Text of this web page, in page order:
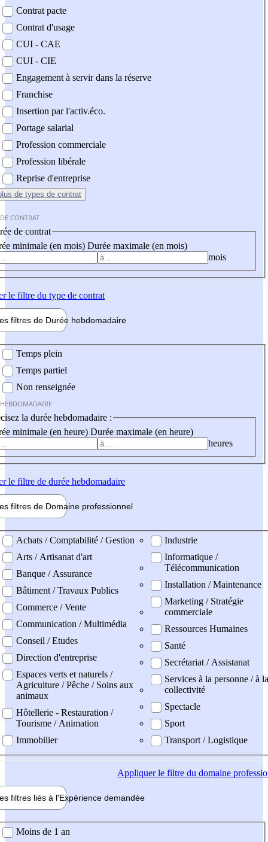
Contrat pacte
Contrat d'usage
CUI - CAE
CUI - CIE
Engagement à servir dans la réserve
Franchise
Insertion par l'activ.éco.
Portage salarial
Profession commerciale
Profession libérale
Reprise d'entreprise
de types de contrat
CONTRAT
de contrat
minimale (en mois) Durée maximale (en mois)
mois
le filtre du type de contrat
filtres de Durée hebdomadaire
Temps plein
Temps partiel
Non renseignée
la durée hebdomadaire :
minimale (en heure) Durée maximale (en heure)
heures
le filtre de durée hebdomadaire
filtres de Domaine professionnel
professionel
Achats / Comptabilité / Gestion
Arts / Artisanat d'art
Banque / Assurance
Bâtiment / Travaux Publics
Commerce / Vente
Communication / Multimédia
Conseil / Etudes
Direction d'entreprise
Espaces verts et naturels /
Agriculture / Pêche / Soins aux
animaux
Hôtellerie - Restauration /
Tourisme / Animation
Immobilier
Industrie
Informatique /
Télécommunication
Installation / Maintenance
Marketing / Stratégie
commerciale
Ressources Humaines
Santé
Secrétariat / Assistanat
Services à la personne / à la
collectivité
Spectacle
Sport
Transport / Logistique
Appliquerle filtre du domaine
filtres liés à l'Expérience demandée
demandée
Moins de 1 an